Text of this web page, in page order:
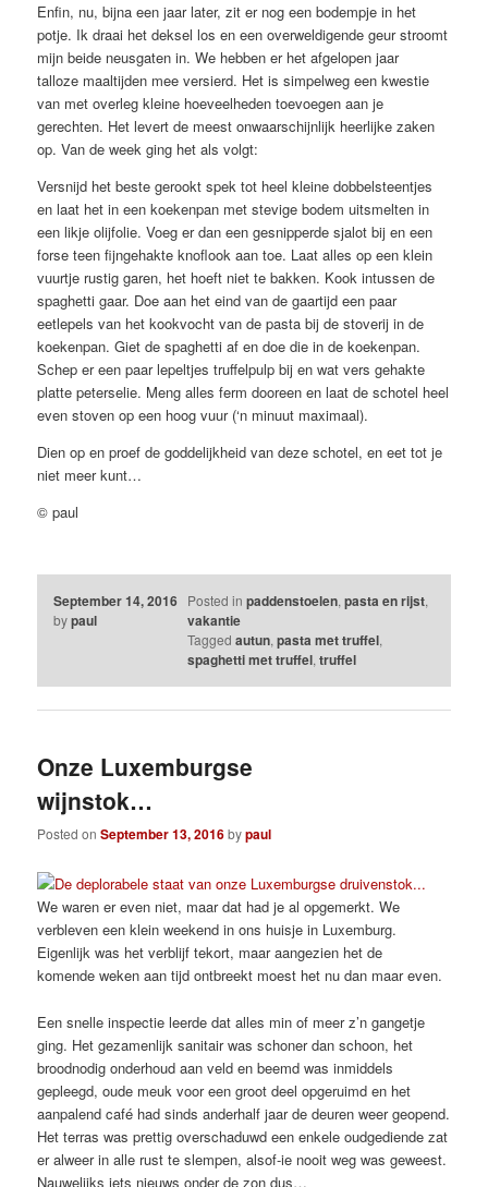
Enfin, nu, bijna een jaar later, zit er nog een bodempje in het
potje. Ik draai het deksel los en een overweldigende geur stroomt
mijn beide neusgaten in. We hebben er het afgelopen jaar
talloze maaltijden mee versierd. Het is simpelweg een kwestie
van met overleg kleine hoeveelheden toevoegen aan je
gerechten. Het levert de meest onwaarschijnlijk heerlijke zaken
op. Van de week ging het als volgt:
Versnijd het beste gerookt spek tot heel kleine dobbelsteentjes
en laat het in een koekenpan met stevige bodem uitsmelten in
een likje olijfolie. Voeg er dan een gesnipperde sjalot bij en een
forse teen fijngehakte knoflook aan toe. Laat alles op een klein
vuurtje rustig garen, het hoeft niet te bakken. Kook intussen de
spaghetti gaar. Doe aan het eind van de gaartijd een paar
eetlepels van het kookvocht van de pasta bij de stoverij in de
koekenpan. Giet de spaghetti af en doe die in de koekenpan.
Schep er een paar lepeltjes truffelpulp bij en wat vers gehakte
platte peterselie. Meng alles ferm dooreen en laat de schotel heel
even stoven op een hoog vuur (‘n minuut maximaal).
Dien op en proef de goddelijkheid van deze schotel, en eet tot je
niet meer kunt…
© paul
September 14, 2016
bypaul
Posted in paddenstoelen,pasta en rijst,
vakantie
Tagged autun,pasta met truffel,
spaghetti met truffel,truffel
Onze Luxemburgse
wijnstok…
Posted onSeptember 13, 2016bypaul
We waren er even niet, maar dat had je al opgemerkt. We
verbleven een klein weekend in ons huisje in Luxemburg.
Eigenlijk was het verblijf tekort, maar aangezien het de
komende weken aan tijd ontbreekt moest het nu dan maar even.
Een snelle inspectie leerde dat alles min of meer z’n gangetje
ging. Het gezamenlijk sanitair was schoner dan schoon, het
broodnodig onderhoud aan veld en beemd was inmiddels
gepleegd, oude meuk voor een groot deel opgeruimd en het
aanpalend café had sinds anderhalf jaar de deuren weer geopend.
Het terras was prettig overschaduwd een enkele oudgediende zat
er alweer in alle rust te slempen, alsof-ie nooit weg was geweest.
Nauwelijks iets nieuws onder de zon dus…